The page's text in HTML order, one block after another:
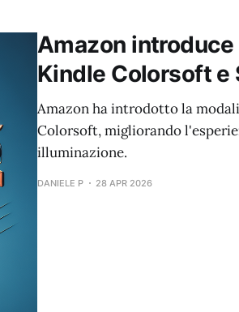
Amazon
Kindle Colorsoft e
Amazon ha introdotto la
Colorsoft, migliorando
illuminazione.
DANIELE P 28 APR 2026